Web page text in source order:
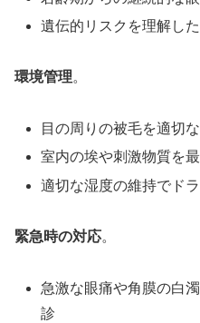
遺伝的リスクを理解し
環境管理。
目の周りの被毛を適切
室内の埃や刺激物質を
適切な湿度の維持でド
緊急時の対応。
急激な眼痛や角膜の白
診